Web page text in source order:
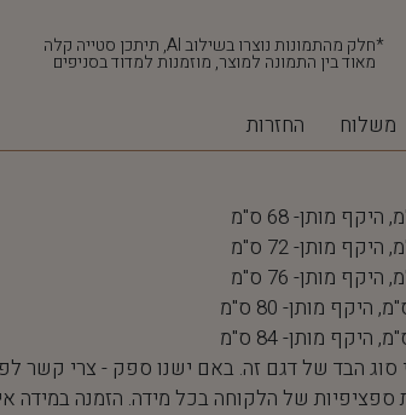
*חלק מהתמונות נוצרו בשילוב AI, תיתכן סטייה קלה
מאוד בין התמונה למוצר, מוזמנות למדוד בסניפים
משלוח החזרות
סוג הבד של דגם זה. באם ישנו ספק - צרי קשר
ספציפיות של הלקוחה בכל מידה. הזמנה במידה